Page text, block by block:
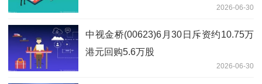
2026-06-30
中视金桥(00623)6月30日斥资约10.75万
港元回购5.6万股
2026-06-30